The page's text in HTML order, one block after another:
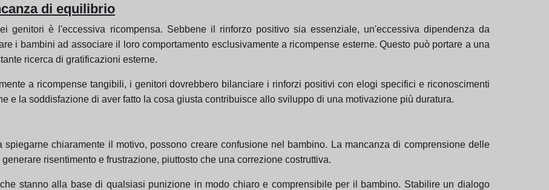
di equilibrio
genitori è l'eccessiva ricompensa. Sebbene il rinforzo positivo sia essenziale, un'eccessiva dipendenza da
i bambini ad associare il loro comportamento esclusivamente a ricompense esterne. Questo può portare a una
ricerca di gratificazioni esterne.
a ricompense tangibili, i genitori dovrebbero bilanciare i rinforzi positivi con elogi specifici e riconoscimenti
e la soddisfazione di aver fatto la cosa giusta contribuisce allo sviluppo di una motivazione più duratura.
chiaramente il motivo, possono creare confusione nel bambino. La mancanza di comprensione delle
risentimento e frustrazione, piuttosto che una correzione costruttiva.
stanno alla base di qualsiasi punizione in modo chiaro e comprensibile per il bambino. Stabilire un dialogo